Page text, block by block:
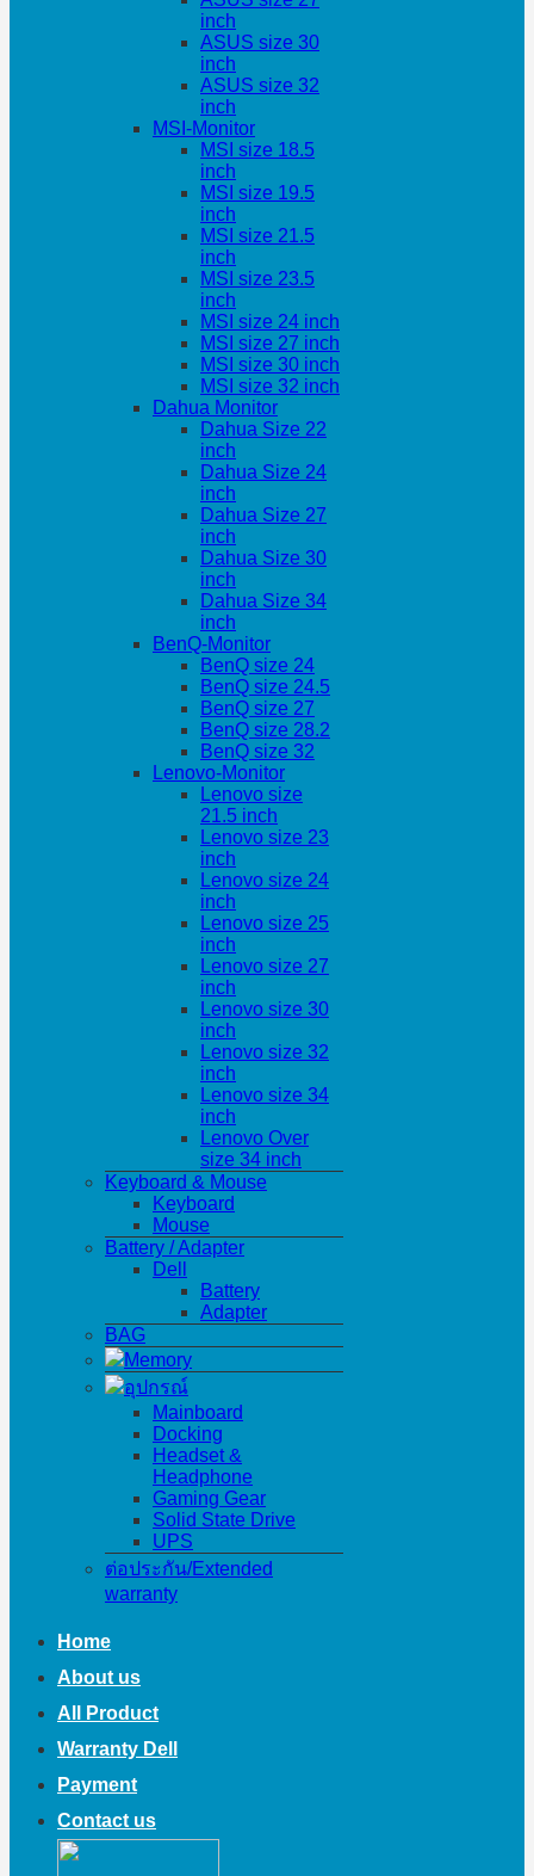
inch
ASUS size 30
inch
ASUS size 32
inch
MSI-Monitor
MSI size 18.5
inch
MSI size 19.5
inch
MSI size 21.5
inch
MSI size 23.5
inch
MSI size 24 inch
MSI size 27 inch
MSI size 30 inch
MSI size 32 inch
Dahua Monitor
Dahua Size 22
inch
Dahua Size 24
inch
Dahua Size 27
inch
Dahua Size 30
inch
Dahua Size 34
inch
BenQ-Monitor
BenQ size 24
BenQ size 24.5
BenQ size 27
BenQ size 28.2
BenQ size 32
Lenovo-Monitor
Lenovo size
21.5 inch
Lenovo size 23
inch
Lenovo size 24
inch
Lenovo size 25
inch
Lenovo size 27
inch
Lenovo size 30
inch
Lenovo size 32
inch
Lenovo size 34
inch
Lenovo Over
size 34 inch
Keyboard & Mouse
Keyboard
Mouse
Battery / Adapter
Dell
Battery
Adapter
BAG
Memory
อุปกรณ์
Mainboard
Docking
Headset &
Headphone
Gaming Gear
Solid State Drive
UPS
ต่อประกัน/Extended
warranty
Home
About us
All Product
Warranty Dell
Payment
Contact us